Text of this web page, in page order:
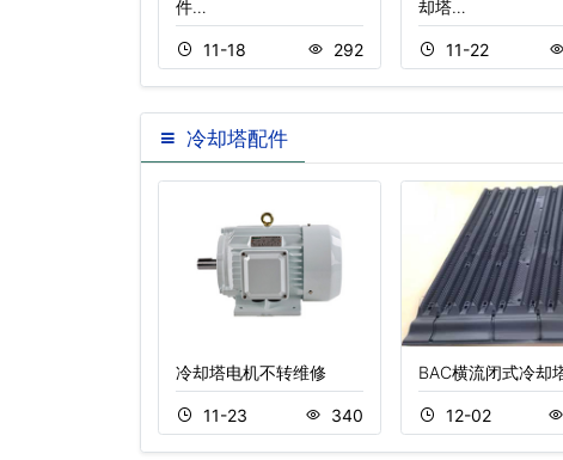
件…
11-18 292
却塔…
11-22
冷却塔配件
冷却塔电机不转维修
11-23 340
BAC横流闭式冷却
12-02